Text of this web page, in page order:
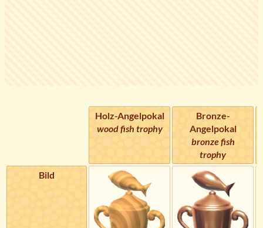
Holz-Angelpokal
wood fish trophy
Bronze-
Angelpokal
bronze fish
trophy
Bild